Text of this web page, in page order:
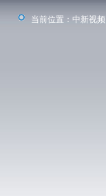
当前位置： 中新视频